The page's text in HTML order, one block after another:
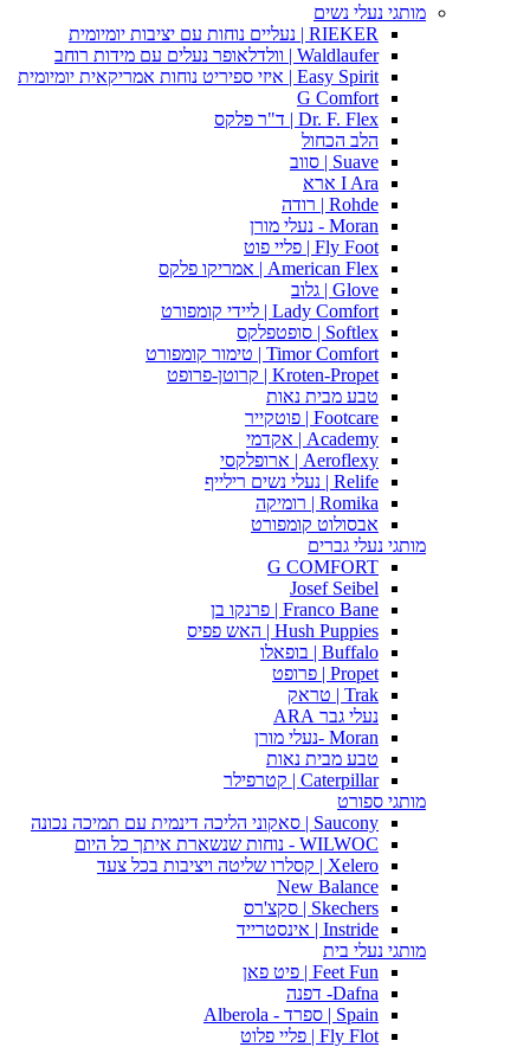
מותגי נעלי נשים
RIEKER | נעליים נוחות עם יציבות יומיומית
Waldlaufer | וולדלאופר נעלים עם מידות רוחב
Easy Spirit | איזי ספיריט נוחות אמריקאית יומיומית
G Comfort
Dr. F. Flex | ד"ר פלקס
הלב הכחול
Suave | סווב
I Ara ארא
Rohde | רודה
Moran - נעלי מורן
Fly Foot | פליי פוט
American Flex | אמריקו פלקס
Glove | גלוב
Lady Comfort | ליידי קומפורט
Softlex | סופטפלקס
Timor Comfort | טימור קומפורט
Kroten-Propet | קרוטן-פרופט
טבע מבית נאות
Footcare | פוטקייר
Academy | אקדמי
Aeroflexy | ארופלקסי
Relife | נעלי נשים רילייף
Romika | רומיקה
אבסולוט קומפורט
מותגי נעלי גברים
G COMFORT
Josef Seibel
Franco Bane | פרנקו בן
Hush Puppies | האש פפיס
Buffalo | בופאלו
Propet | פרופט
Trak | טראק
נעלי גבר ARA
Moran -נעלי מורן
טבע מבית נאות
Caterpillar | קטרפילר
מותגי ספורט
Saucony | סאקוני הליכה דינמית עם תמיכה נכונה
WILWOC - נוחות שנשארת איתך כל היום
Xelero | קסלרו שליטה ויציבות בכל צעד
New Balance
Skechers | סקצ'רס
Instride | אינסטרייד
מותגי נעלי בית
Feet Fun | פיט פאן
Dafna- דפנה
Spain | ספרד - Alberola
Fly Flot | פליי פלוט